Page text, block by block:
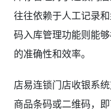
往往依赖于人工记录
码入库管理功能则能
的准确性和效率。
店易连锁门店收银系
商品条码或二维码，